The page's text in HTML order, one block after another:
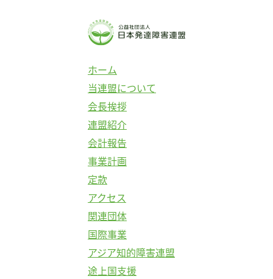
ホーム
当連盟について
会長挨拶
連盟紹介
会計報告
事業計画
定款
アクセス
関連団体
国際事業
アジア知的障害連盟
途上国支援